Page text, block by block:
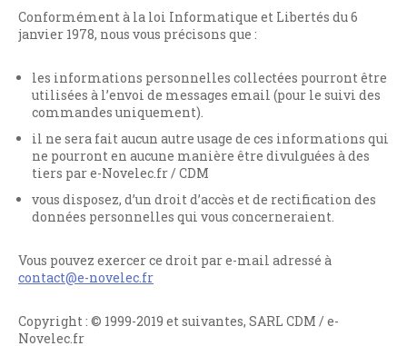
Conformément à la loi Informatique et Libertés du 6
janvier 1978, nous vous précisons que :
les informations personnelles collectées pourront être
utilisées à l’envoi de messages email (pour le suivi des
commandes uniquement).
il ne sera fait aucun autre usage de ces informations qui
ne pourront en aucune manière être divulguées à des
tiers par e-Novelec.fr / CDM
vous disposez, d’un droit d’accès et de rectification des
données personnelles qui vous concerneraient.
Vous pouvez exercer ce droit par e-mail adressé à
contact@e-novelec.fr
Copyright : © 1999-2019 et suivantes, SARL CDM / e-
Novelec.fr